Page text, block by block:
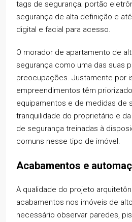
tags de segurança; portão
segurança de alta definição e
digital e facial para acesso.
O morador de apartamento de
segurança como uma das suas
preocupações. Justamente por
empreendimentos têm
equipamentos e de medidas de
tranquilidade do proprietário e
de segurança treinadas à
comuns nesse tipo de imóvel.
Acabamentos e
A qualidade do projeto
acabamentos nos imóveis de
necessário observar paredes,